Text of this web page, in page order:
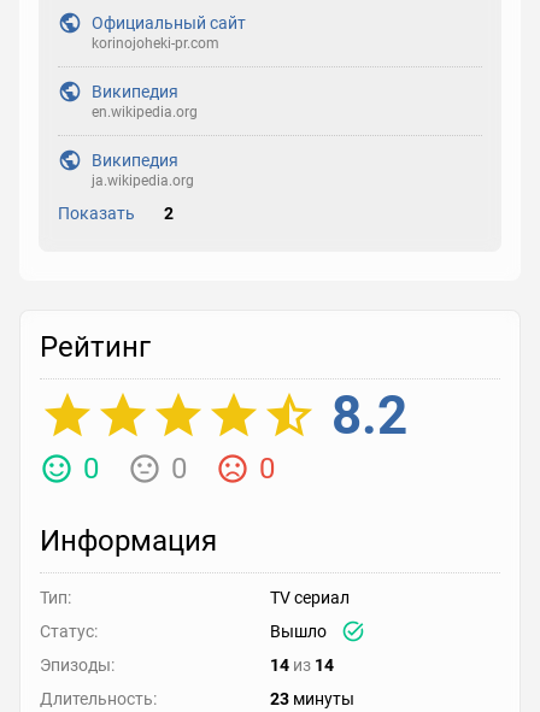
Официальный сайт
korinojoheki-pr.com
Википедия
en.wikipedia.org
Википедия
ja.wikipedia.org
Показать 2
Рейтинг
8.2
0 0 0
Информация
Тип:
TV сериал
Статус:
Вышло
Эпизоды:
14 из 14
Длительность:
23 минуты